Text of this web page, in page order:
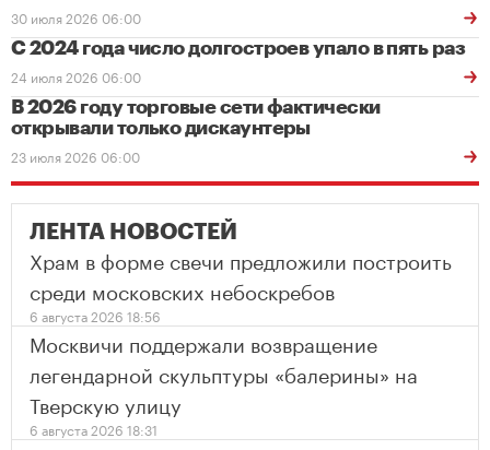
30 июля 2026 06:00
С 2024 года число долгостроев упало в пять раз
24 июля 2026 06:00
В 2026 году торговые сети фактически
открывали только дискаунтеры
23 июля 2026 06:00
ЛЕНТА НОВОСТЕЙ
Храм в форме свечи предложили построить
среди московских небоскребов
6 августа 2026 18:56
Москвичи поддержали возвращение
легендарной скульптуры «балерины» на
Тверскую улицу
6 августа 2026 18:31